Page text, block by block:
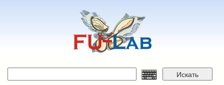
Искать